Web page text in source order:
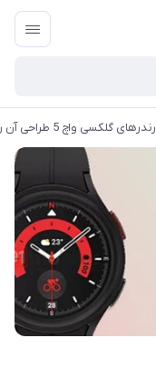
رندرهای گلکسی واچ 5 طراحی آن را پیش از رونمایی نشان می دهد.